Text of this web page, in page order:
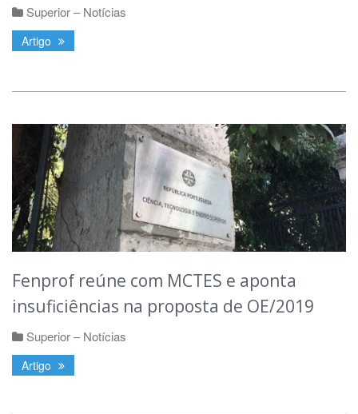
Superior – Notícias
Artigo
Fenprof reúne com MCTES e aponta
insuficiências na proposta de OE/2019
Superior – Notícias
Artigo